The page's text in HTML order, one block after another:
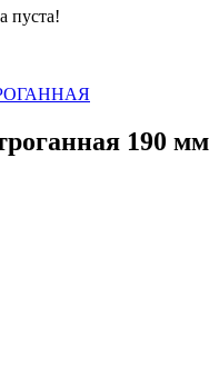
пуста!
190 мм